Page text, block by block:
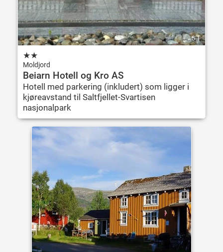
5.1
★★
Moldjord
Beiarn Hotell og Kro AS
Hotell med parkering (inkludert) som ligger i
kjøreavstand til Saltfjellet-Svartisen
nasjonalpark